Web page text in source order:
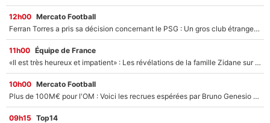
12h00 Mercato Football
Ferran Torres a pris sa décision concernant le PSG : Un gros club étranger prêt à relancer le feuilleton pour la signature du champion du monde 2026 !
11h00 Équipe de France
«Il est très heureux et impatient» : Les révélations de la famille Zidane sur sa prise de pouvoir en équipe de France !
10h00 Mercato Football
Plus de 100M€ pour l'OM : Voici les recrues espérées par Bruno Genesio et Grégory Lorenzi après l’opération dégraissage
09h15 Top14